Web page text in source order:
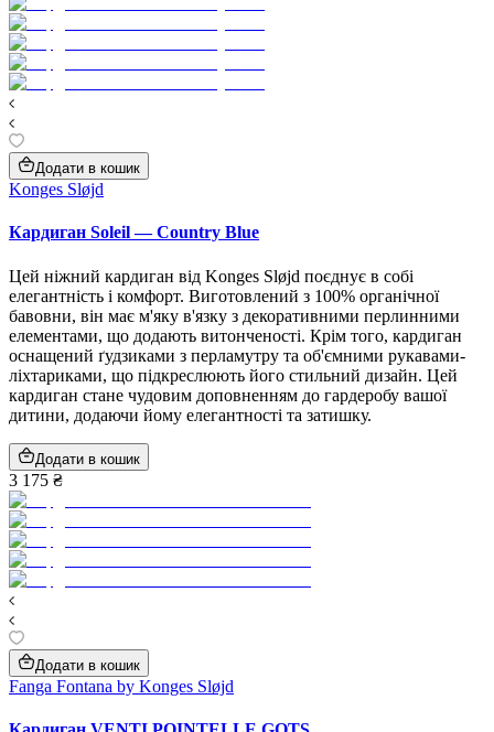
Додати в кошик
Konges Sløjd
Кардиган Soleil — Country Blue
Цей ніжний кардиган від Konges Sløjd поєднує в собі
елегантність і комфорт. Виготовлений з 100% органічної
бавовни, він має м'яку в'язку з декоративними перлинними
елементами, що додають витонченості. Крім того, кардиган
оснащений ґудзиками з перламутру та об'ємними рукавами-
ліхтариками, що підкреслюють його стильний дизайн. Цей
кардиган стане чудовим доповненням до гардеробу вашої
дитини, додаючи йому елегантності та затишку.
Додати в кошик
3 175 ₴
Додати в кошик
Fanga Fontana by Konges Sløjd